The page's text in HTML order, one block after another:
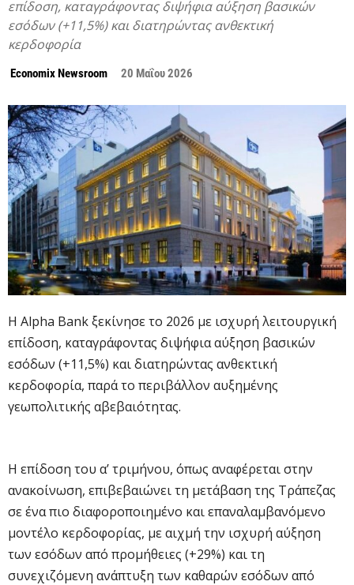
επίδοση, καταγράφοντας διψήφια αύξηση βασικών
εσόδων (+11,5%) και διατηρώντας ανθεκτική
κερδοφορία
Economix Newsroom 20 Μαΐου 2026
Η Alpha Bank ξεκίνησε το 2026 με ισχυρή λειτουργική
επίδοση, καταγράφοντας διψήφια αύξηση βασικών
εσόδων (+11,5%) και διατηρώντας ανθεκτική
κερδοφορία, παρά το περιβάλλον αυξημένης
γεωπολιτικής αβεβαιότητας.
Η επίδοση του α’ τριμήνου, όπως αναφέρεται στην
ανακοίνωση, επιβεβαιώνει τη μετάβαση της Τράπεζας
σε ένα πιο διαφοροποιημένο και επαναλαμβανόμενο
μοντέλο κερδοφορίας, με αιχμή την ισχυρή αύξηση
των εσόδων από προμήθειες (+29%) και τη
συνεχιζόμενη ανάπτυξη των καθαρών εσόδων από